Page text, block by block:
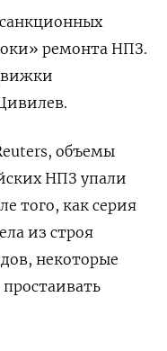
ремонта НПЗ.
объемы
НПЗ упали
того, как серия
из строя
некоторые